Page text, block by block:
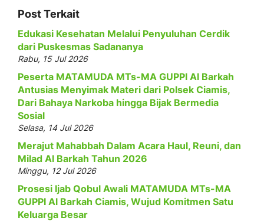
Post Terkait
Edukasi Kesehatan Melalui Penyuluhan Cerdik
dari Puskesmas Sadananya
Rabu, 15 Jul 2026
Peserta MATAMUDA MTs-MA GUPPI Al Barkah
Antusias Menyimak Materi dari Polsek Ciamis,
Dari Bahaya Narkoba hingga Bijak Bermedia
Sosial
Selasa, 14 Jul 2026
Merajut Mahabbah Dalam Acara Haul, Reuni, dan
Milad Al Barkah Tahun 2026
Minggu, 12 Jul 2026
Prosesi Ijab Qobul Awali MATAMUDA MTs-MA
GUPPI Al Barkah Ciamis, Wujud Komitmen Satu
Keluarga Besar